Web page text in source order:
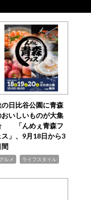
の日比谷公園に青森
おいしいものが大集
「んめぇ青森フ
ス」、9月18日から3
間
グルメ ライフスタイル